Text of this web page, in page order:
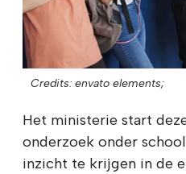
Credits: envato elements;
Het ministerie start
onderzoek onder
inzicht te krijgen in de